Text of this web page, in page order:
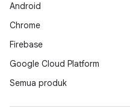
Android
Chrome
Firebase
Google Cloud Platform
Semua produk